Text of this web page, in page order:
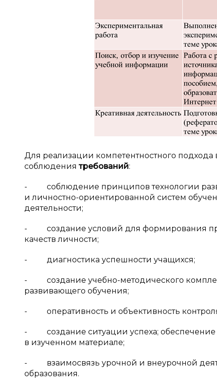
Для реализации компетентностного
соблюдениятребований:
- соблюдение принципов технологии
и личностно-ориентированной систем
деятельности;
- создание условий для формирования
качеств личности;
- диагностика успешности учащихся;
- создание учебно-методического
развивающего обучения;
- оперативность и объективность
- создание ситуации успеха; обеспечение
в изученном материале;
- взаимосвязь урочной и внеурочной
образования.